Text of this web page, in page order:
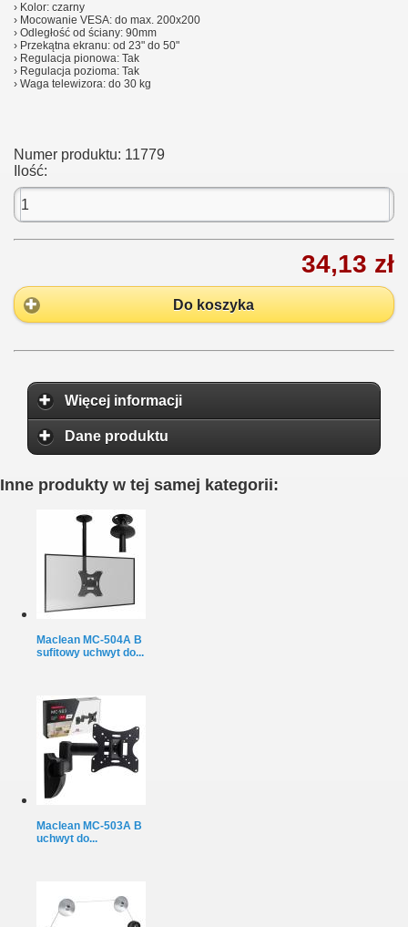
› Kolor: czarny
› Mocowanie VESA: do max. 200x200
› Odległość od ściany: 90mm
› Przekątna ekranu: od 23" do 50"
› Regulacja pionowa: Tak
› Regulacja pozioma: Tak
› Waga telewizora: do 30 kg
Numer produktu: 11779
Ilość:
34,13 zł
Do koszyka
Więcej informacji
Dane produktu
Inne produkty w tej samej kategorii:
Maclean MC-504A B
sufitowy uchwyt do...
Maclean MC-503A B
uchwyt do...